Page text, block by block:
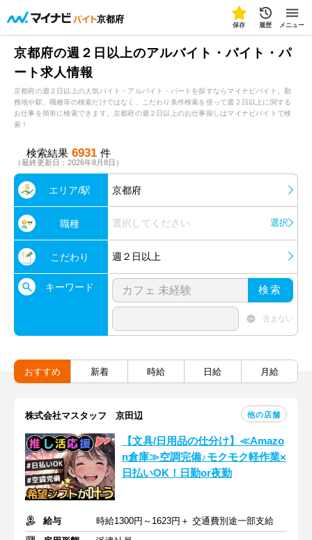
京都府
保存 履歴 メニュー
京都府の週２日以上のアルバイト・バイト・パ
ート求人情報
京都府の週２日以上の人気バイト・アルバイト・パートを探すならマイナビバイト。勤
務地や駅、職種等の検索だけではなく、こだわり条件検索を使って週２日以上に関する
お仕事を簡単に検索できます。京都府の週２日以上のお仕事探しはマイナビバイトで検
索！
検索結果 6931 件
（最終更新日：2026年8月8日）
エリア/駅 京都府
職種 選択してください 選択
こだわり 週２日以上
キーワード 検索
含まない
おすすめ 新着 時給 日給 月給
株式会社マスタッフ 京田辺 他の店舗
【文具/日用品の仕分け】≪Amazo
n倉庫≫空調完備♪モクモク軽作業×
日払いOK！日勤or夜勤
給与
時給1300円～1623円＋ 交通費別途一部支給